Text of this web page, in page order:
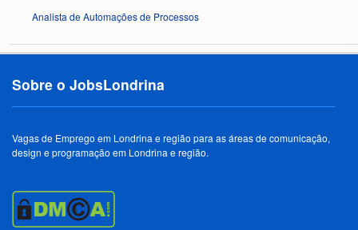
Analista de Automações de Processos
Sobre o JobsLondrina
Vagas de Emprego em Londrina e região para as áreas de comunicação,
design e programação em Londrina e região.